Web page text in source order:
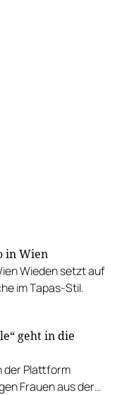
in Wien
Wieden setzt auf
im Tapas-Stil.
geht in die
der Plattform
Frauen aus der